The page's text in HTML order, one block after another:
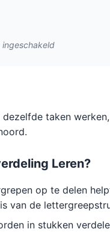
taken
Leren?
op te delen
van de
in stukken